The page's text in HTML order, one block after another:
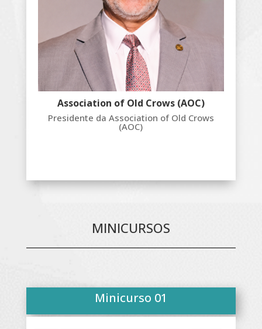
Association of Old Crows (AOC)
Presidente da Association of Old Crows
(AOC)
MINICURSOS
Minicurso 01